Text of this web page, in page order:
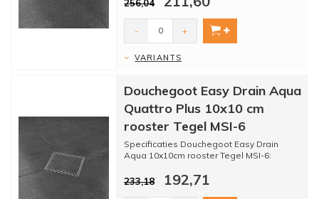
* Merk: Easy drain
* Se...
256,04
- +
VARIANTS
Douchegoot Easy Drain Aqua
Quattro Plus 10x10 cm
rooster Tegel MSI-6
Specificaties Douchegoot Easy Drain
Aqua 10x10cm rooster Tegel MSI-6:
* Merk: Easy drain
233,18 192,71